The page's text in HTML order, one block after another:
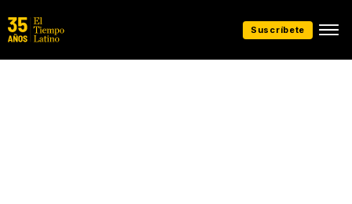
Suscríbete